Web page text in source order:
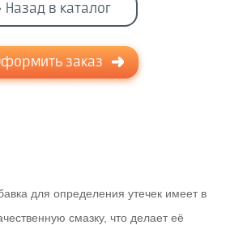
Назад в каталог
заказ
для определения утечек имеет в
смазку, что делает её